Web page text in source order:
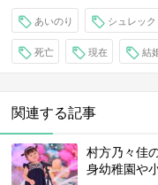
あいのり シュレック
死亡 現在 結
関連する記事
村方乃々佳
身幼稚園や